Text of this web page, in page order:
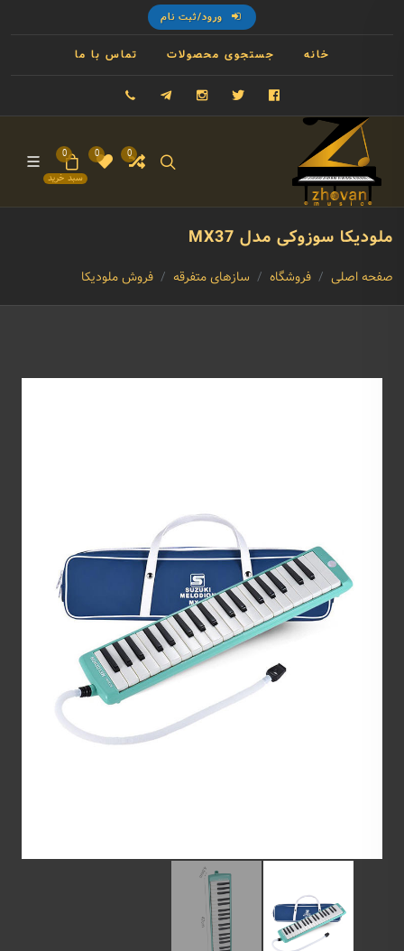
ورود/ثبت نام
خانه جستجوی محصولات تماس با ما
فیسبوک توییتر اینستاگرام تلگرام
0
0
سبد خرید
0
ملودیکا سوزوکی مدل MX37
صفحه اصلی فروشگاه سازهای متفرقه فروش ملودیکا